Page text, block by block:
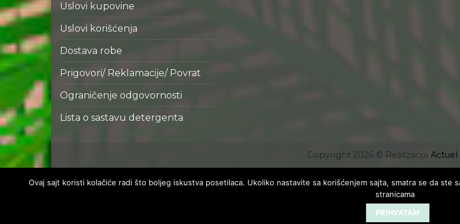
Uslovi kupovine
Uslovi korišćenja
Dostava robe
Prigovori/ Reklamacije/ Povrat
Ograničenje odgovornosti
Lista o sastavu detergenta
Copyright 2026 © Realizacija Actuel
Ovaj sajt koristi kolačiće radi što boljeg iskustva posetilaca. Ukoliko nastavite sa korišćenjem sajta, smatra se da ste
stranicama
PRIHVATAM